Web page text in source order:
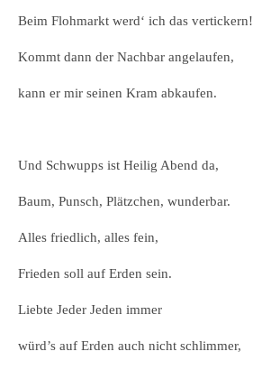
Beim Flohmarkt werd‘ ich das vertickern!
Kommt dann der Nachbar angelaufen,
kann er mir seinen Kram abkaufen.
Und Schwupps ist Heilig Abend da,
Baum, Punsch, Plätzchen, wunderbar.
Alles friedlich, alles fein,
Frieden soll auf Erden sein.
Liebte Jeder Jeden immer
würd’s auf Erden auch nicht schlimmer,